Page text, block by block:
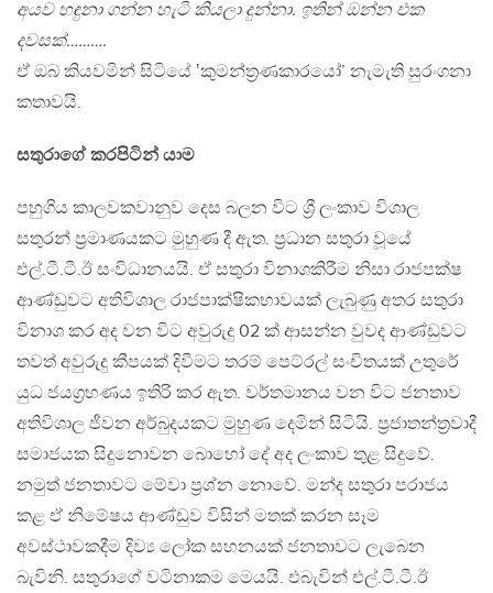
අයව හඳුනා ගන්න හැටි කියලා දුන්නා. ඉතින් ඔන්න එක
දවසක්……….
ඒ ඔබ කියවමින් සිටියේ ‛කුමන්ත්‍රණකාරයෝ’ නැමැති සුරංගනා
කතාවයි.
සතුරාගේ කරපිටින් යාම
පහුගිය කාලවකවානුව දෙස බලන විට ශ්‍රී ලංකාව විශාල
සතුරන් ප්‍රමාණයකට මුහුණ දී ඇත. ප්‍රධාන සතුරා වූයේ
එල්.ටී.ටී.ඊ සංවිධානයයි. ඒ සතුරා විනාශකිරීම නිසා රාජපක්ෂ
ආණ්ඩුවට අතිවිශාල රාජපාක්ෂිකභාවයක් ලැබුණු අතර සතුරා
විනාශ කර අද වන විට අවුරුදු 02 ක් ආසන්න වුවද ආණ්ඩුවට
තවත් අවුරුදු කීපයක් දිවීමට තරම් පෙට්රල් සංචිතයක් උතුරේ
යුධ ජයග්‍රහණය ඉතිරි කර ඇත. වර්තමානය වන විට ජනතාව
අතිවිශාල ජීවන අර්බුදයකට මුහුණ දෙමින් සිටියි. ප්‍රජාතන්ත්‍රවාදී
සමාජයක සිදුනොවන බොහෝ දේ අද ලංකාව තුළ සිදුවේ.
නමුත් ජනතාවට මේවා ප්‍රශ්න නොවේ. මන්ද සතුරා පරාජය
කළ ඒ නිමේෂය ආණ්ඩුව විසින් මතක් කරන සෑම
අවස්ථාවකදීම දිව්‍ය ලෝක සහනයක් ජනතාවට ලැබෙන
බැවිනි. සතුරාගේ වටිනාකම මෙයයි. එබැවින් එල්.ටී.ටී.ඊ